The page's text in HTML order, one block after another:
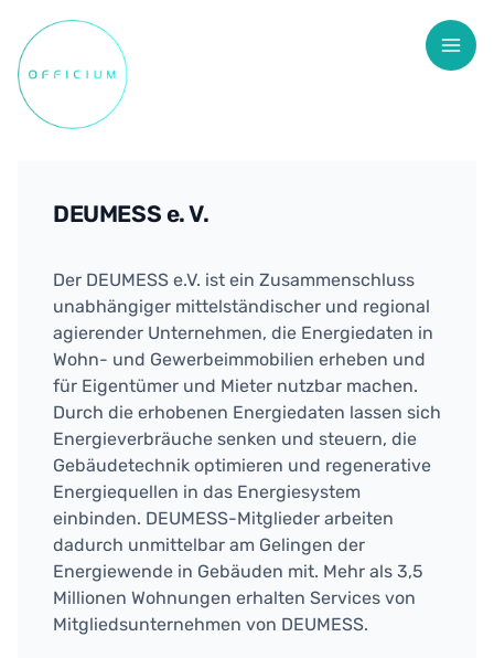
Inhalt
springen
DEUMESS e. V.
Der DEUMESS e.V. ist ein Zusammenschluss
unabhängiger mittelständischer und regional
agierender Unternehmen, die Energiedaten in
Wohn- und Gewerbeimmobilien erheben und
für Eigentümer und Mieter nutzbar machen.
Durch die erhobenen Energiedaten lassen sich
Energieverbräuche senken und steuern, die
Gebäudetechnik optimieren und regenerative
Energiequellen in das Energiesystem
einbinden. DEUMESS-Mitglieder arbeiten
dadurch unmittelbar am Gelingen der
Energiewende in Gebäuden mit. Mehr als 3,5
Millionen Wohnungen erhalten Services von
Mitgliedsunternehmen von DEUMESS.